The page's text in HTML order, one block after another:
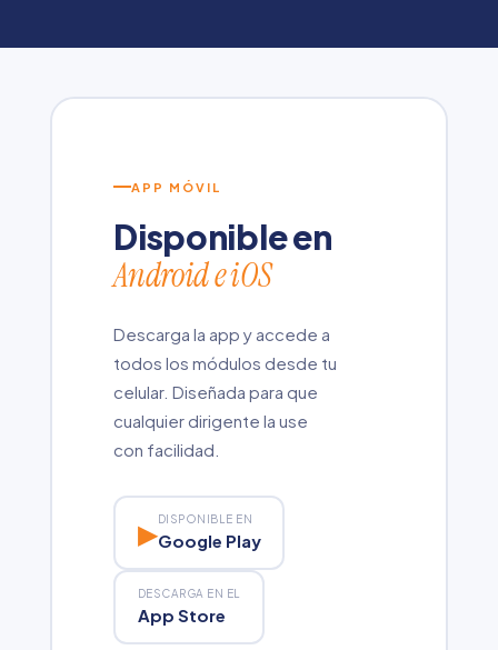
APP MÓVIL
Disponible en
Android e iOS
Descarga la app y accede a
todos los módulos desde tu
celular. Diseñada para que
cualquier dirigente la use
con facilidad.
▶DISPONIBLE EN
Google Play
DESCARGA EN EL
App Store